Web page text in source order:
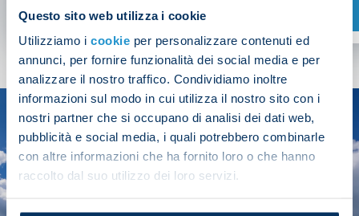
Questo sito web utilizza i cookie
Utilizziamo i cookie per personalizzare contenuti ed
annunci, per fornire funzionalità dei social media e per
analizzare il nostro traffico. Condividiamo inoltre
informazioni sul modo in cui utilizza il nostro sito con i
nostri partner che si occupano di analisi dei dati web,
pubblicità e social media, i quali potrebbero combinarle
con altre informazioni che ha fornito loro o che hanno
raccolto dal suo utilizzo dei loro servizi.
SHOP NOW
SEASON
2025/26